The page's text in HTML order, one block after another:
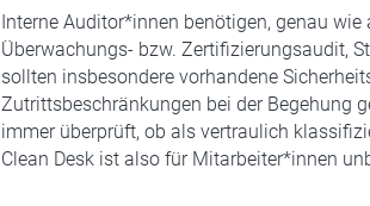
Interne Auditor*innen benötigen, genau
Überwachungs- bzw. Zertifizierungsaudit,
sollten insbesondere vorhandene
Zutrittsbeschränkungen bei der Begehung
immer überprüft, ob als vertraulich
Clean Desk ist also für Mitarbeiter*innen